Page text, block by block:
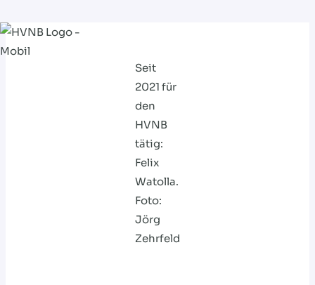
Zum
Inhalt
Seit
2021 für
den
HVNB
tätig:
Felix
Watolla.
Foto:
Jörg
Zehrfeld